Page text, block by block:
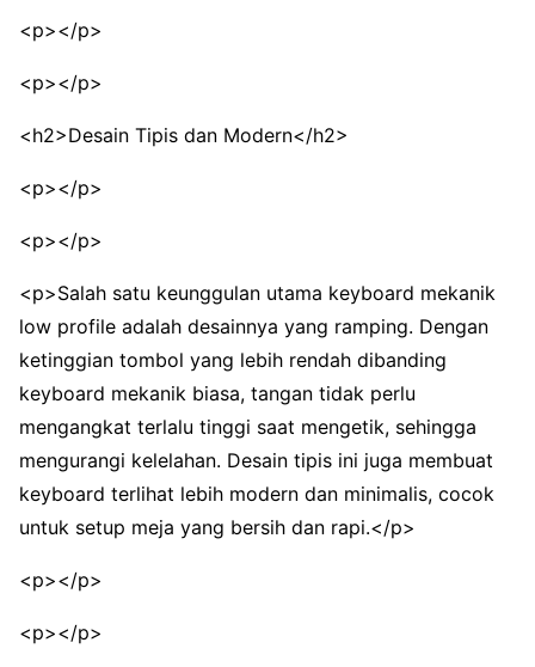
<p></p>
<p></p>
<h2>Desain Tipis dan Modern</h2>
<p></p>
<p></p>
<p>Salah satu keunggulan utama keyboard mekanik
low profile adalah desainnya yang ramping. Dengan
ketinggian tombol yang lebih rendah dibanding
keyboard mekanik biasa, tangan tidak perlu
mengangkat terlalu tinggi saat mengetik, sehingga
mengurangi kelelahan. Desain tipis ini juga membuat
keyboard terlihat lebih modern dan minimalis, cocok
untuk setup meja yang bersih dan rapi.</p>
<p></p>
<p></p>